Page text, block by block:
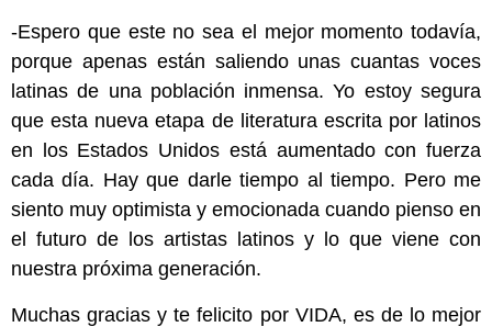
-Espero que este no sea el mejor momento todavía,
porque apenas están saliendo unas cuantas voces
latinas de una población inmensa. Yo estoy segura
que esta nueva etapa de literatura escrita por latinos
en los Estados Unidos está aumentado con fuerza
cada día. Hay que darle tiempo al tiempo. Pero me
siento muy optimista y emocionada cuando pienso en
el futuro de los artistas latinos y lo que viene con
nuestra próxima generación.
Muchas gracias y te felicito por VIDA, es de lo mejor